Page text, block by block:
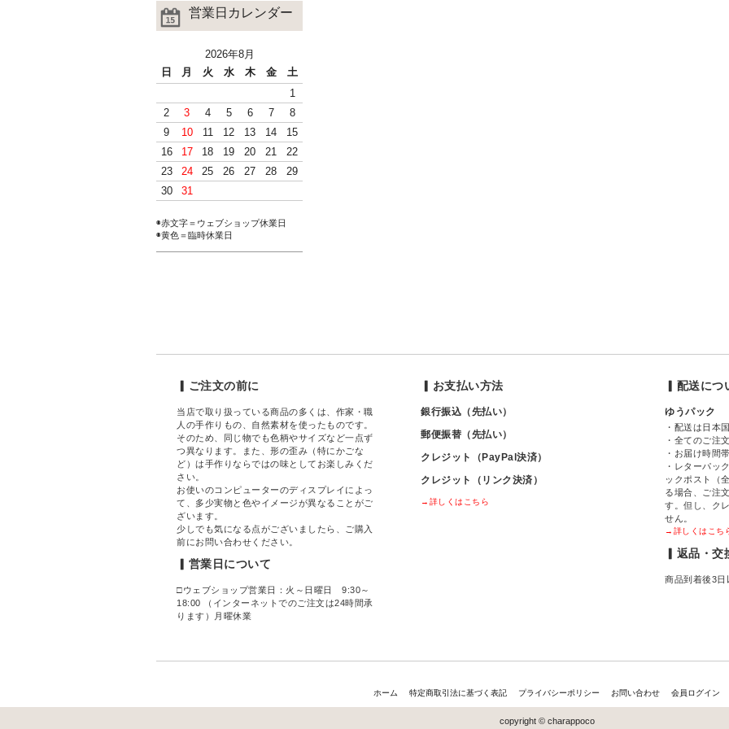
営業日カレンダー
2026年8月
日
月 火 水 木 金
土
1
2
3 4 5 6 7
8
9
10 11 12 13 14
15
16
17 18 19 20 21
22
23
24 25 26 27 28
29
30
31
◉赤文字＝ウェブショップ休業日
◉黄色＝臨時休業日
▎ご注文の前に
当店で取り扱っている商品の多くは、作家・職
人の手作りもの、自然素材を使ったものです。
そのため、同じ物でも色柄やサイズなど一点ず
つ異なります。また、形の歪み（特にかごな
ど）は手作りならではの味としてお楽しみくだ
さい。
お使いのコンピューターのディスプレイによっ
て、多少実物と色やイメージが異なることがご
ざいます。
少しでも気になる点がございましたら、ご購入
前にお問い合わせください。
▎営業日について
□ウェブショップ営業日：火～日曜日 9:30～
18:00 （インターネットでのご注文は24時間承
ります）月曜休業
▎お支払い方法
銀行振込（先払い）
郵便振替（先払い）
クレジット（PayPal決済）
クレジット（リンク決済）
→詳しくはこちら
▎配送につ
ゆうパック
・配送は日本
・全てのご注
・お届け時間
・レターパッ
ックポスト（
る場合、ご注
す。但し、ク
せん。
→詳しくはこち
▎返品・交
商品到着後3日
ホーム 特定商取引法に基づく表記 プライバシーポリシー お問い合わせ 会員ログイン
copyright © charappoco